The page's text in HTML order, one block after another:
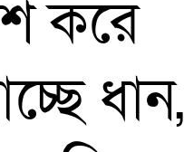
করে
ধান,